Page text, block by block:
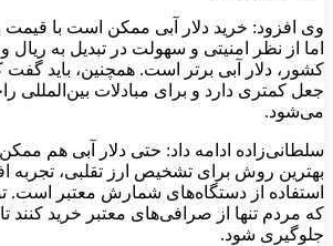
وی افزود: خرید دلار آبی ممکن است با قیمت
اما از نظر امنیتی و سهولت در تبدیل به ریال
کشور، دلار آبی برتر است. همچنین، باید گفت
جعل کمتری دارد و برای مبادلات بین‌المللی
می‌شود.
سلطانی‌زاده ادامه داد: حتی دلار آبی هم
بهترین روش برای تشخیص ارز تقلبی، تجربه
استفاده از دستگاه‌های شمارش معتبر است.
که مردم تنها از صرافی‌های معتبر خرید کنند
جلوگیری شود.